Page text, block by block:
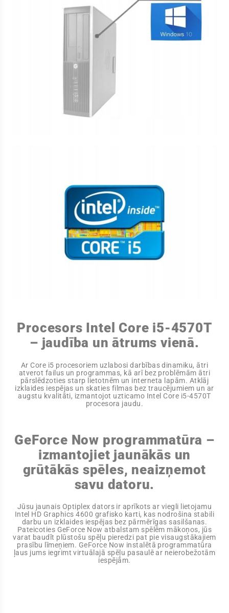
Procesors Intel Core i5-4570T
– jaudība un ātrums vienā.
Ar Core i5 procesoriem uzlabosi darbības dinamiku, ātri
atverot failus un programmas, kā arī bez problēmām ātri
pārslēdzoties starp lietotnēm un interneta lapām. Atklāj
izklaides iespējas un skaties filmas bez traucējumiem un ar
augstu kvalitāti, izmantojot uzticamo Intel Core i5-4570T
procesora jaudu.
GeForce Now programmatūra –
izmantojiet jaunākās un
grūtākās spēles, neaizņemot
savu datoru.
Jūsu jaunais Optiplex dators ir aprīkots ar viegli lietojamu
Intel HD Graphics 4600 grafisko karti, kas nodrošina stabili
darbu un izklaides iespējas bez pārmērīgas sasilšanas.
Pateicoties GeForce Now atbalstam spēlēm mākoņos, jūs
varat baudīt plūstošu spēļu pieredzi pat pie visaugstākajiem
prasību līmeņiem. GeForce Now instalētā programmatūra
ļaus jums iegrimt virtuālajā spēļu pasaulē ar neierobežotām
iespējām.